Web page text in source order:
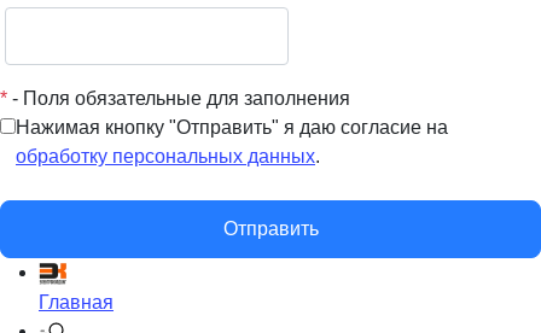
* - Поля обязательные для заполнения
Нажимая кнопку "Отправить" я даю согласие на
обработку персональных данных.
Отправить
Главная